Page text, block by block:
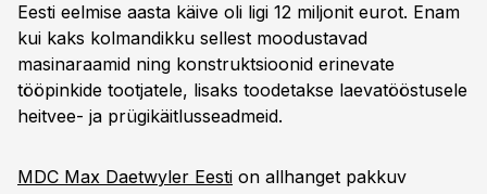
Eesti eelmise aasta käive oli ligi 12 miljonit eurot. Enam
kui kaks kolmandikku sellest moodustavad
masinaraamid ning konstruktsioonid erinevate
tööpinkide tootjatele, lisaks toodetakse laevatööstusele
heitvee- ja prügikäitlusseadmeid.
MDC Max Daetwyler Eesti on allhanget pakkuv